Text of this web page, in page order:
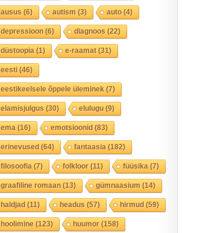
ausus(6) autism(3) auto(4)
depressioon(6) diagnoos(22)
düstoopia(1) e-raamat(31)
eesti(46)
eestikeelsele õppele üleminek(7)
elamisjulgus(30) elulugu(9)
ema(16) emotsioonid(83)
erinevused(64) fantaasia(182)
filosoofia(7) folkloor(11) füüsika(7)
graafiline romaan(13) gümnaasium(14)
haldjad(11) headus(57) hirmud(59)
hoolimine(123) huumor(158)